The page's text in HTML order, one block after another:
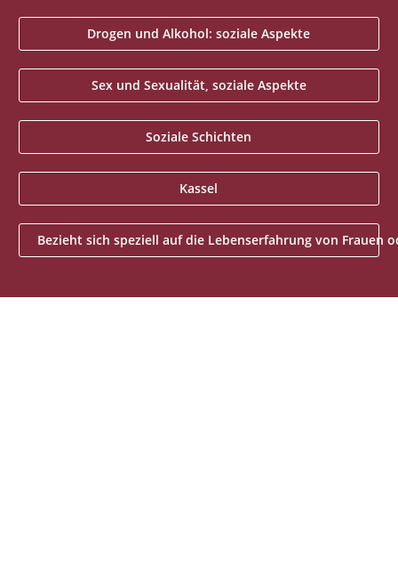
Drogen und Alkohol: soziale Aspekte
Sex und Sexualität, soziale Aspekte
Soziale Schichten
Kassel
Bezieht sich speziell auf die Lebenserfahrung von Frauen